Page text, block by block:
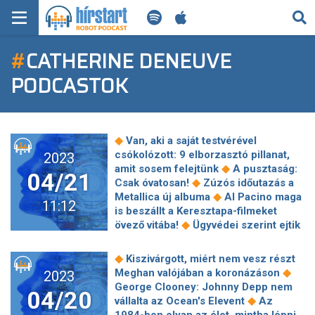
KERESÉS
KEZDŐLAP
FRISS HÍREK
FILM-ZENE-SZÓRAKOZÁS
PLAYLIST
MI AZ A ROBOT PODCAST?
#CATHERINE DENEUVE
PODCASTOK
2023
04/21
11:12
◆ Van, aki a saját testvérével
csókolózott: 9 elborzasztó pillanat,
amit sosem felejtünk ◆ A pusztaság:
Csak óvatosan! ◆ Zúzós időutazás a
Metallica új albuma ◆ Al Pacino maga
is beszállt a Keresztapa-filmeket
övező vitába! ◆ Ügyvédei szerint ejtik
zsűrielnök a cannes-i fesztiválon
Csak női karmestereket vonultat fel a
nyitó- és zárókoncerteken a világ
leghíresebb komolyzenei fesztiválja
◆Catherine Deneuve maga a
2023
04/20
◆ Kiszivárgott, miért nem vesz részt
Meghan valójában a koronázáson ◆
George Clooney: Johnny Depp nem
vállalta az Ocean's Elevent ◆ Az